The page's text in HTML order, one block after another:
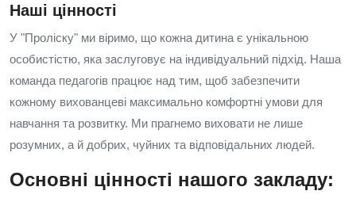
Наші цінності
У "Проліску" ми віримо, що кожна дитина є унікальною
особистістю, яка заслуговує на індивідуальний підхід. Наша
команда педагогів працює над тим, щоб забезпечити
кожному вихованцеві максимально комфортні умови для
навчання та розвитку. Ми прагнемо виховати не лише
розумних, а й добрих, чуйних та відповідальних людей.
Основні цінності нашого закладу: